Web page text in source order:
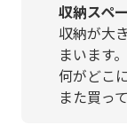
収納スペ
収納が大
まいます
何がどこ
また買っ